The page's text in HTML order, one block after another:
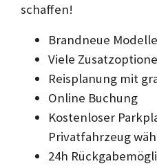
schaffen!
Brandneue Modelle
Viele
Reisplanung mit
Online Buchung
Kostenloser
Privatfahrzeug
24h